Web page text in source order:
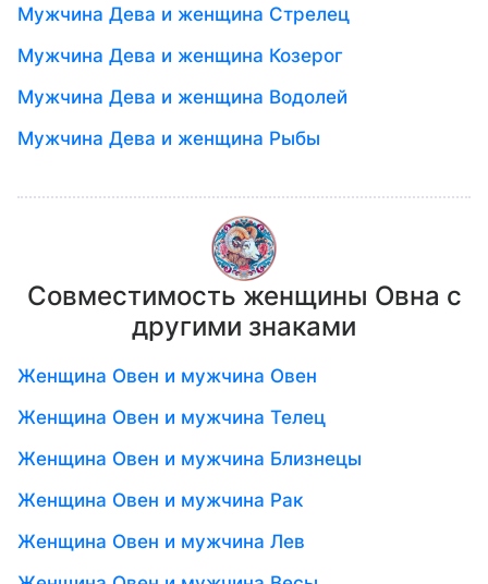
Мужчина Дева и женщина Стрелец
Мужчина Дева и женщина Козерог
Мужчина Дева и женщина Водолей
Мужчина Дева и женщина Рыбы
Совместимость женщины Овна с
другими знаками
Женщина Овен и мужчина Овен
Женщина Овен и мужчина Телец
Женщина Овен и мужчина Близнецы
Женщина Овен и мужчина Рак
Женщина Овен и мужчина Лев